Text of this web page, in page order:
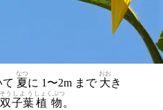
夏
なつ
に 1〜2m まで 大
おお
き
双
そう
子葉
しよう
植物
しょくぶつ
。